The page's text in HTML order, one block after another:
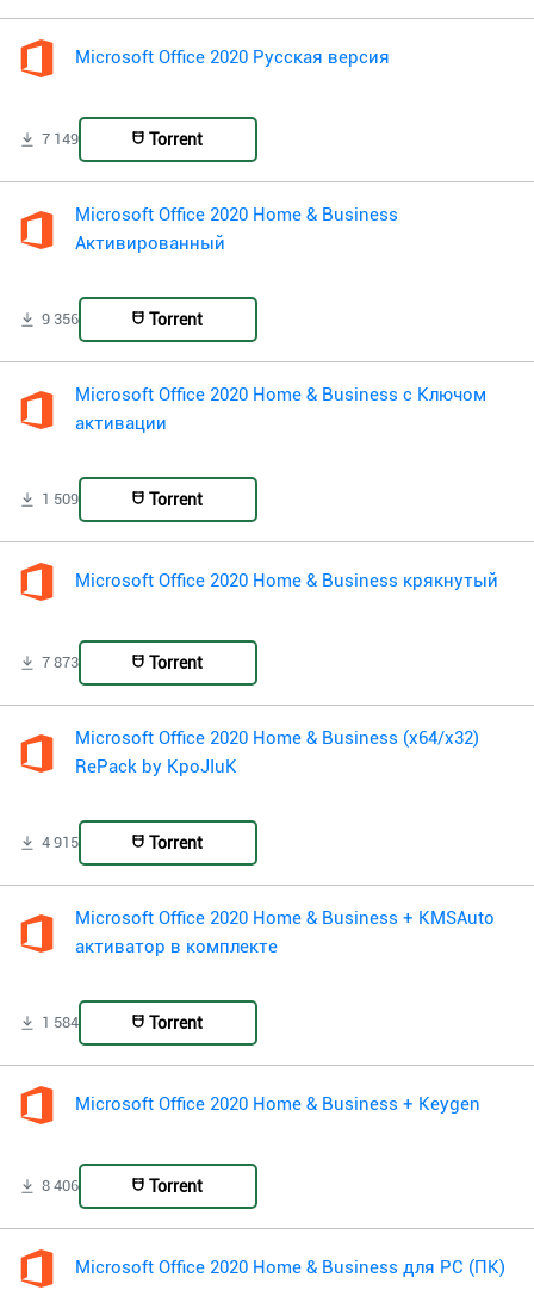
Microsoft Office 2020 Русская версия
7 149 Torrent
Microsoft Office 2020 Home & Business
Активированный
9 356 Torrent
Microsoft Office 2020 Home & Business с Ключом
активации
1 509 Torrent
Microsoft Office 2020 Home & Business крякнутый
7 873 Torrent
Microsoft Office 2020 Home & Business (x64/x32)
RePack by KpoJIuK
4 915 Torrent
Microsoft Office 2020 Home & Business + KMSAuto
активатор в комплекте
1 584 Torrent
Microsoft Office 2020 Home & Business + Keygen
8 406 Torrent
Microsoft Office 2020 Home & Business для PC (ПК)